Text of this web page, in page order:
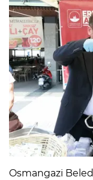
Osmangazi